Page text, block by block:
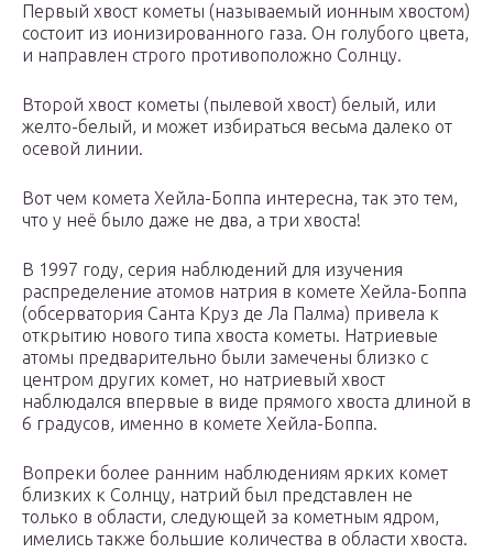
Первый хвост кометы (называемый ионным хвостом)
состоит из ионизированного газа. Он голубого цвета,
и направлен строго противоположно Солнцу.
Второй хвост кометы (пылевой хвост) белый, или
желто-белый, и может избираться весьма далеко от
осевой линии.
Вот чем комета Хейла-Боппа интересна, так это тем,
что у неё было даже не два, а три хвоста!
В 1997 году, серия наблюдений для изучения
распределение атомов натрия в комете Хейла-Боппа
(обсерватория Санта Кpуз де Ла Палма) привела к
открытию нового типа хвоста кометы. Натриевые
атомы предварительно были замечены близко с
центром других комет, но натриевый хвост
наблюдался впервые в виде прямого хвоста длиной в
6 градусов, именно в комете Хейла-Боппа.
Вопреки более ранним наблюдениям ярких комет
близких к Солнцу, натрий был представлен не
только в области, следующей за кометным ядром,
имелись также большие количества в области хвоста.